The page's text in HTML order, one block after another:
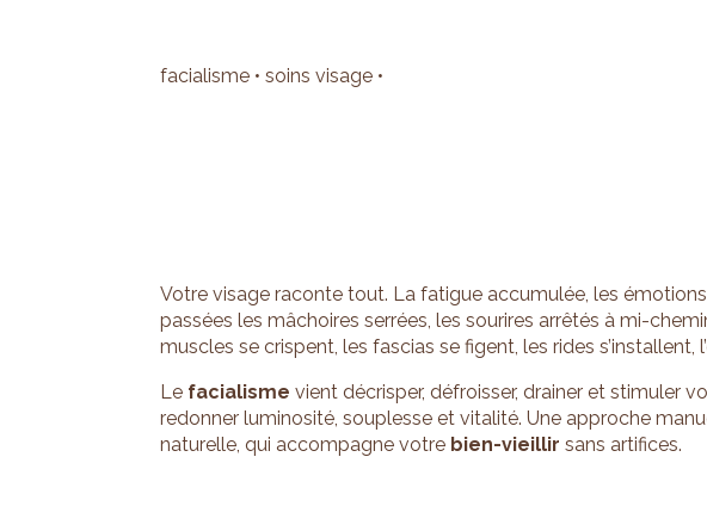
facialisme • soins visage •
Votre visage raconte tout. La fatigue accumulée, les
passées les mâchoires serrées, les sourires arrêtés à mi-
muscles se crispent, les fascias se figent, les rides s’installent,
Le facialisme vient décrisper, défroisser, drainer et stimuler
redonner luminosité, souplesse et vitalité. Une approche
naturelle, qui accompagne votre bien-vieillir sans artifices.